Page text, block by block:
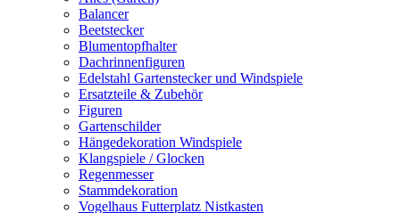
Balancer
Beetstecker
Blumentopfhalter
Dachrinnenfiguren
Edelstahl Gartenstecker und Windspiele
Ersatzteile & Zubehör
Figuren
Gartenschilder
Hängedekoration Windspiele
Klangspiele / Glocken
Regenmesser
Stammdekoration
Vogelhaus Futterplatz Nistkasten